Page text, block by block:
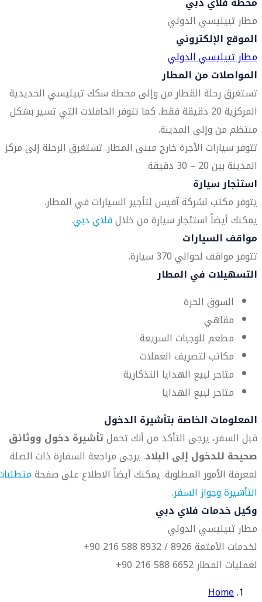
مطار تبيليسي الدولي
الموقع الإلكتروني
مطار تبيليسي الدولي
المواصلات من المطار
تستغرق رحلة القطار من وإلى محطة سكك تبيليسي الحديدية
المركزية 20 دقيقة فقط. كما تتوفر الحافلات التي تسير بشكل
منتظم من وإلى المدينة.
تتوفر سيارات الأجرة خارج مبنى المطار. تستغرق الرحلة إلى مركز
المدينة بين 20 – 30 دقيقة.
استئجار سيارة
يتوفر مكتب لشركة آفيس لتأجير السيارات في المطار.
يمكنك أيضاً استئجار سيارة من خلالفلاي دبي.
مواقف السيارات
تتوفر مواقف لحوالي 370 سيارة.
التسهيلات في المطار
السوق الحرة
مقاهي
مطعم للوجبات السريعة
مكاتب لتصريف العملات
متاجر لبيع الهدايا التذكارية
متاجر لبيع الهدايا
المعلومات الخاصة بتأشيرة الدخول
قبل السفر، يرجى التأكد من أنك تحملتأشيرة دخول ووثائق
صحيحة للدخول إلى البلاد. يرجى مراجعة السفارة ذات الصلة
لمعرفة الأمور المطلوبة. يمكنك أيضاً الاطلاع على صفحة
التأشيرة وجواز السفر.
وكيل خدمات فلاي دبي
مطار تبيليسي الدولي
لخدمات الأمتعة 8926 / 8932 588 216 90+
لعمليات المطار 6652 588 216 90+
Home